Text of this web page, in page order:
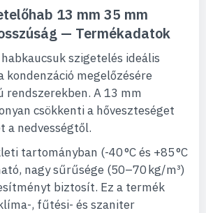
13 mm 35 mm
— Termékadatok
szigetelés ideális
kondenzáció megelőzésére
rendszerekben. A 13 mm
csökkenti a hőveszteséget
a nedvességtől.
tartományban (-40 °C és +85 °C
nagy sűrűsége (50–70 kg/m³)
biztosít. Ez a termék
, fűtési- és szaniter